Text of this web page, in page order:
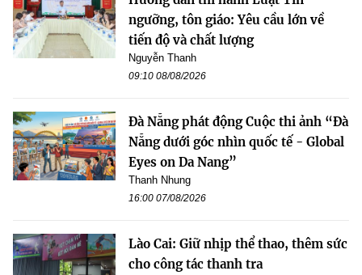
ngưỡng, tôn giáo: Yêu cầu lớn về
tiến độ và chất lượng
Nguyễn Thanh
09:10 08/08/2026
Đà Nẵng phát động Cuộc thi ảnh “Đà
Nẵng dưới góc nhìn quốc tế - Global
Eyes on Da Nang”
Thanh Nhung
16:00 07/08/2026
Lào Cai: Giữ nhịp thể thao, thêm sức
cho công tác thanh tra